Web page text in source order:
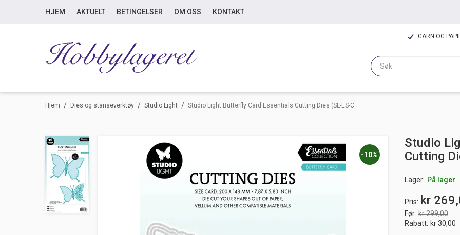
HJEM AKTUELT BETINGELSER OM OSS KONTAKT
GARN OG
/
Hjem /
Dies og stanseverktøy /
Studio Light Studio Light Butterfly Card Essentials Cutting Dies (SL-ES-C
-10%
Studio
Cutting
Lager På lager
Pris kr
Før kr 299,00
Rabatt kr 30,00